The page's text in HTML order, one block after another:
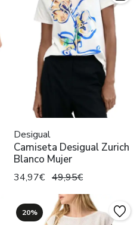
Desigual
Camiseta Desigual Zurich
Blanco Mujer
34,97€ 49,95€
20%